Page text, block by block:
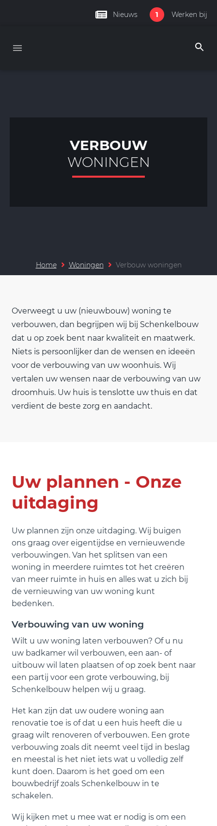
Nieuws 1 Werken bij
VERBOUW
WONINGEN
Home Woningen Verbouw woningen
Overweegt u uw (nieuwbouw) woning te
verbouwen, dan begrijpen wij bij Schenkelbouw
dat u op zoek bent naar kwaliteit en maatwerk.
Niets is persoonlijker dan de wensen en ideeën
voor de verbouwing van uw woonhuis. Wij
vertalen uw wensen naar de verbouwing van uw
droomhuis. Uw huis is tenslotte uw thuis en dat
verdient de beste zorg en aandacht.
Uw plannen - Onze
uitdaging
Uw plannen zijn onze uitdaging. Wij buigen
ons graag over eigentijdse en vernieuwende
verbouwingen. Van het splitsen van een
woning in meerdere ruimtes tot het creëren
van meer ruimte in huis en alles wat u zich bij
de vernieuwing van uw woning kunt
bedenken.
Verbouwing van uw woning
Wilt u uw woning laten verbouwen? Of u nu
uw badkamer wil verbouwen, een aan- of
uitbouw wil laten plaatsen of op zoek bent naar
een partij voor een grote verbouwing, bij
Schenkelbouw helpen wij u graag.
Het kan zijn dat uw oudere woning aan
renovatie toe is of dat u een huis heeft die u
graag wilt renoveren of verbouwen. Een grote
verbouwing zoals dit neemt veel tijd in beslag
en meestal is het niet iets wat u volledig zelf
kunt doen. Daarom is het goed om een
bouwbedrijf zoals Schenkelbouw in te
schakelen.
Wij kijken met u mee wat er nodig is om een